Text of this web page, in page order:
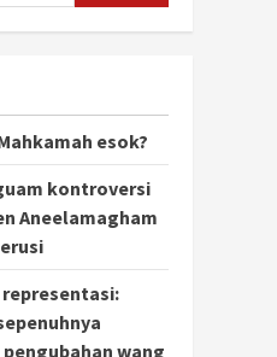
esok?
kontroversi
Aneelamagham
wang